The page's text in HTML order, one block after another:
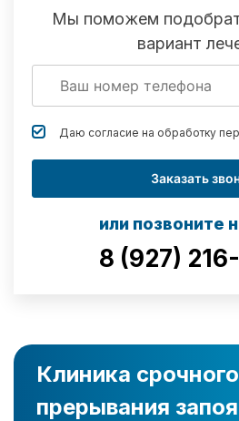
Мы поможем
вариант
Даю согласие на обработку
Заказать
или позвоните
8 (927)
Клиника срочного
прерывания